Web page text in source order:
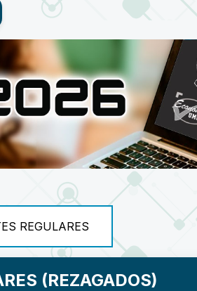
REGULARES
(REZAGADOS)